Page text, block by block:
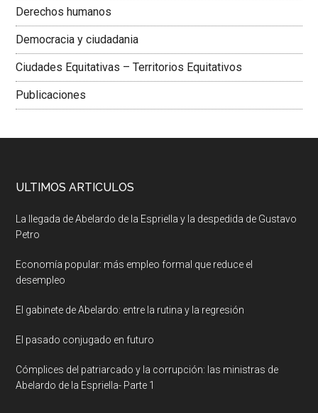
Derechos humanos
Democracia y ciudadania
Ciudades Equitativas – Territorios Equitativos
Publicaciones
ULTIMOS ARTICULOS
La llegada de Abelardo de la Espriella y la despedida de Gustavo
Petro
Economía popular: más empleo formal que reduce el
desempleo
El gabinete de Abelardo: entre la rutina y la regresión
El pasado conjugado en futuro
Cómplices del patriarcado y la corrupción: las ministras de
Abelardo de la Espriella- Parte 1